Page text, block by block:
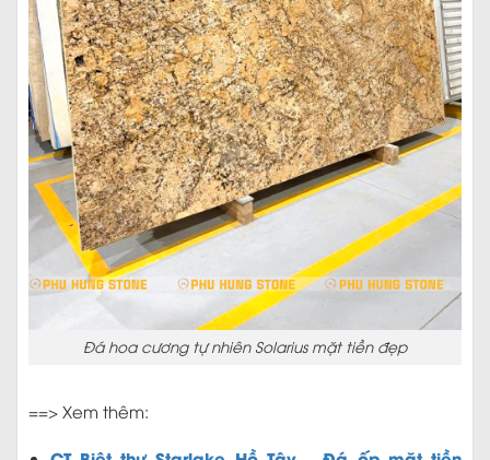
Đá hoa cương tự nhiên Solarius mặt tiền đẹp